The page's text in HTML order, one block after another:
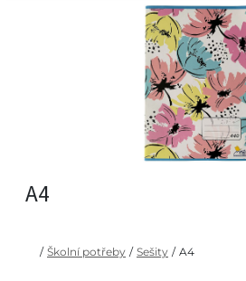
A4
/ Školní potřeby / Sešity / A4